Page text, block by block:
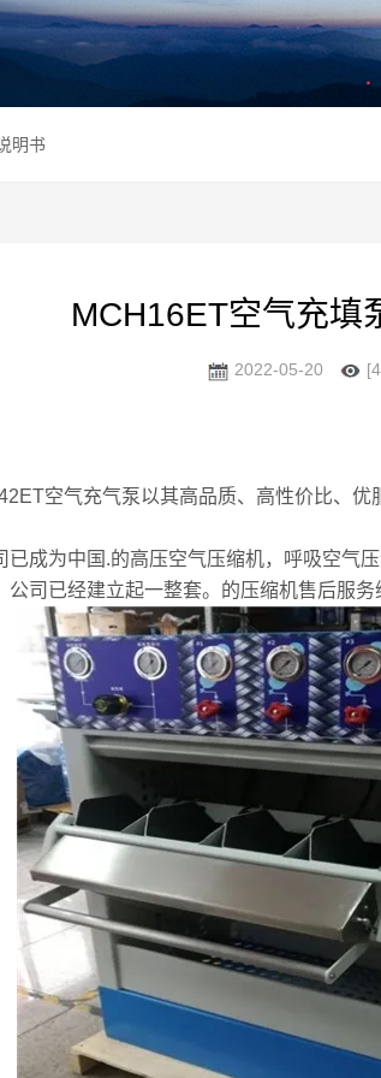
明书
MCH16ET空气充填
2022-05-20
空气充气泵以其高品质、高性价比、
成为中国.的高压空气压缩机，呼吸空气
司已经建立起一整套。的压缩机售后服